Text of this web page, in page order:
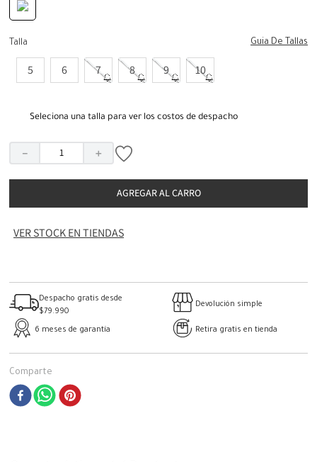
Talla Guia De Tallas
5 6 7 8 9 10
Seleciona una talla para ver los costos de despacho
＋
－
AGREGAR AL CARRO
VER STOCK EN TIENDAS
Despacho gratis desde
$79.990
Devolución simple
6 meses de garantía Retira gratis en tienda
Comparte